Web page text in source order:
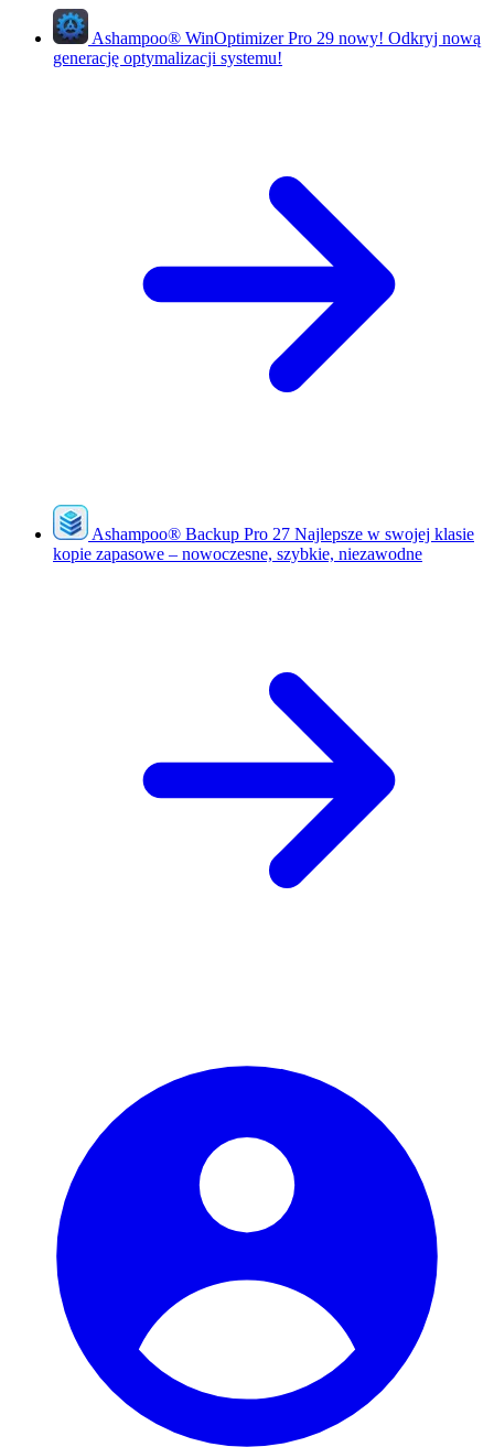
Ashampoo® WinOptimizer Pro 29 nowy! Odkryj nową
generację optymalizacji systemu!
Ashampoo® Backup Pro 27 Najlepsze w swojej klasie
kopie zapasowe – nowoczesne, szybkie, niezawodne